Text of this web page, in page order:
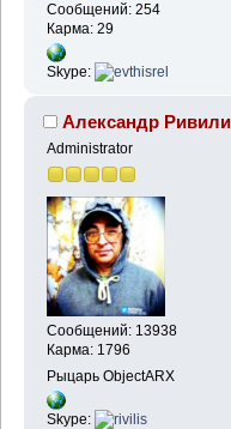
Сообщений: 254
Карма: 29
Skype:
Александр
Administrator
Сообщений: 13938
Карма: 1796
Рыцарь ObjectARX
Skype: